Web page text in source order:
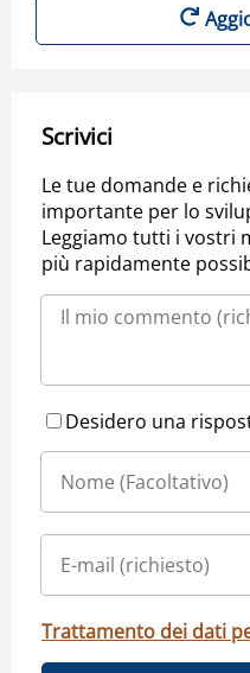
Scrivici
Le tue domande e
importante per lo
Leggiamo tutti i vostri
più rapidamente
Desidero una
Trattamento dei dati